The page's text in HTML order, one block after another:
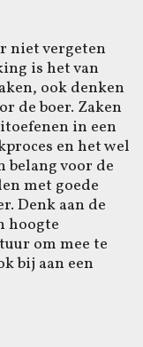
niet vergeten
is het van
ook denken
de boer. Zaken
in een
en het wel
belang voor de
met goede
Denk aan de
hoogte
om mee te
bij aan een